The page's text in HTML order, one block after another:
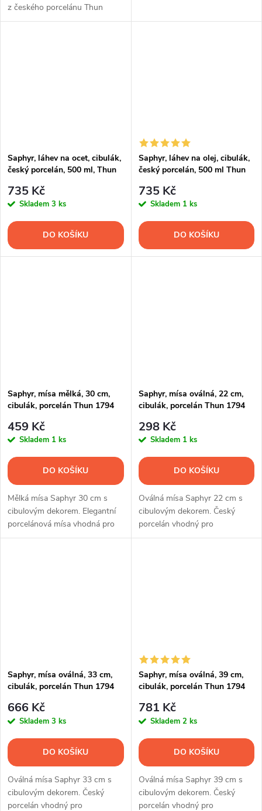
z českého porcelánu Thun
1794. Ideální pro servírování
Saphyr, láhev na ocet, cibulák,
český porcelán, 500 ml, Thun
735 Kč
Skladem 3 ks
DO KOŠÍKU
Saphyr, láhev na olej, cibulák,
český porcelán, 500 ml Thun
735 Kč
Skladem 1 ks
DO KOŠÍKU
Saphyr, mísa mělká, 30 cm,
cibulák, porcelán Thun 1794
459 Kč
Skladem 1 ks
DO KOŠÍKU
Mělká mísa Saphyr 30 cm s
cibulovým dekorem. Elegantní
porcelánová mísa vhodná pro
servírování hlavních chodů,
Saphyr, mísa oválná, 22 cm,
cibulák, porcelán Thun 1794
298 Kč
Skladem 1 ks
DO KOŠÍKU
Oválná mísa Saphyr 22 cm s
cibulovým dekorem. Český
porcelán vhodný pro
servírování příloh, salátů i
Saphyr, mísa oválná, 33 cm,
cibulák, porcelán Thun 1794
666 Kč
Skladem 3 ks
DO KOŠÍKU
Oválná mísa Saphyr 33 cm s
cibulovým dekorem. Český
porcelán vhodný pro
Saphyr, mísa oválná, 39 cm,
cibulák, porcelán Thun 1794
781 Kč
Skladem 2 ks
DO KOŠÍKU
Oválná mísa Saphyr 39 cm s
cibulovým dekorem. Český
porcelán vhodný pro